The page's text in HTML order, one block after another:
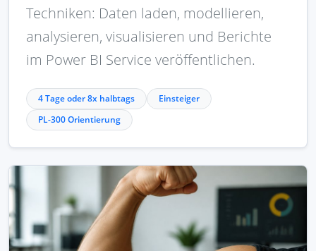
Techniken: Daten laden, modellieren,
analysieren, visualisieren und Berichte
im Power BI Service veröffentlichen.
4 Tage oder 8x halbtags
Einsteiger
PL-300 Orientierung